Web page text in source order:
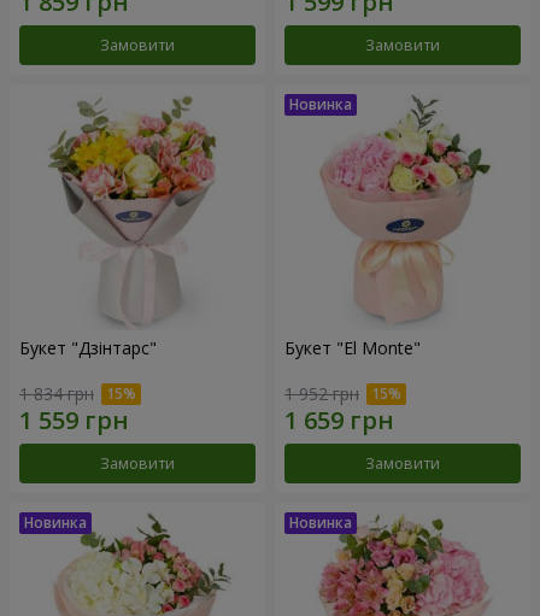
Замовити Замовити
Букет "Дзінтарс"
1 834 грн
Замовити
Букет "El Monte"
1 952 грн
Замовити